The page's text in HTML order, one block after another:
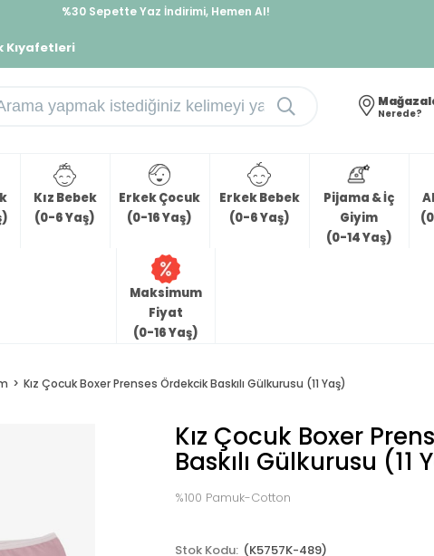
%30 Sepette Yaz İndirimi, Hemen Al!
Kıyafetleri
Nerede?
Kız Bebek
(0-6 Yaş)
Erkek Çocuk
(0-16 Yaş)
Erkek Bebek
(0-6 Yaş)
Pijama & İç
Giyim
(0-14 Yaş)
Maksimum
Fiyat
(0-16 Yaş)
Kız Çocuk Boxer Prenses Ördekcik Baskılı Gülkurusu (11 Yaş)
Kız Çocuk Boxer
Baskılı Gülkurusu (11
%100 Pamuk-Cotton
(K5757K-489)